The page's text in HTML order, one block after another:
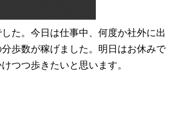
した。今日は仕事中、何度か社外に出
歩数が稼げました。明日はお休みで
つつ歩きたいと思います。